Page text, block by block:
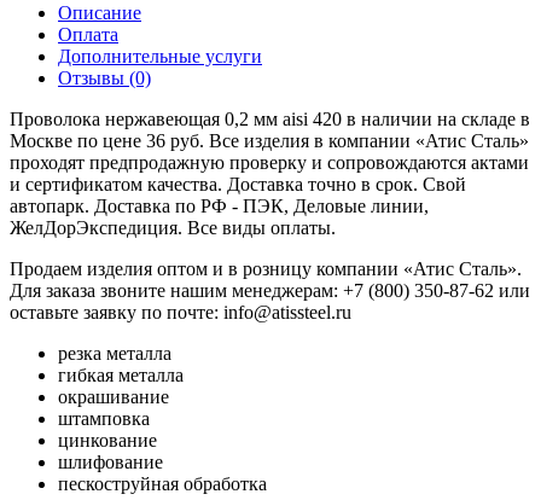
Описание
Оплата
Дополнительные услуги
Отзывы (0)
Проволока нержавеющая 0,2 мм aisi 420 в наличии на складе в
Москве по цене 36 руб. Все изделия в компании «Атис Сталь»
проходят предпродажную проверку и сопровождаются актами
и сертификатом качества. Доставка точно в срок. Свой
автопарк. Доставка по РФ - ПЭК, Деловые линии,
ЖелДорЭкспедиция. Все виды оплаты.
Продаем изделия оптом и в розницу компании «Атис Сталь».
Для заказа звоните нашим менеджерам: +7 (800) 350-87-62 или
оставьте заявку по почте: info@atissteel.ru
резка металла
гибкая металла
окрашивание
штамповка
цинкование
шлифование
пескоструйная обработка